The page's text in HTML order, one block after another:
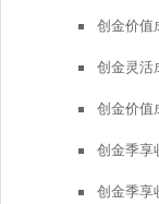
创金价值
创金灵活
创金价值
创金季享
创金季享